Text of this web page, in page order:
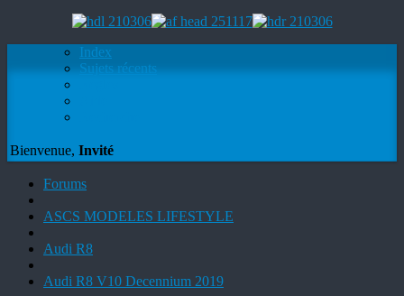
Index
Sujets récents
Bienvenue, Invité
Forums
ASCS MODELES LIFESTYLE
Audi R8
Audi R8 V10 Decennium 2019